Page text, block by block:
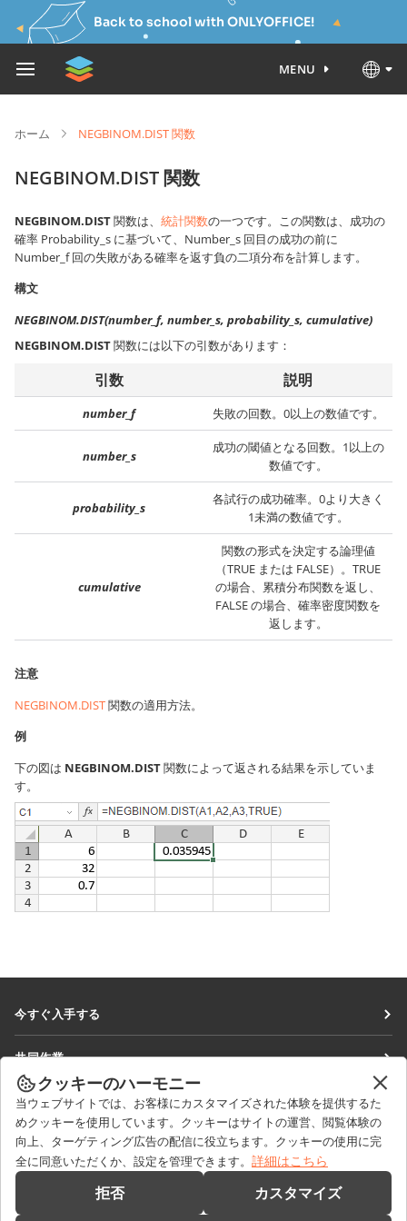
Back to school with ONLYOFFICE!
MENU
ホーム NEGBINOM.DIST 関数
NEGBINOM.DIST 関数
NEGBINOM.DIST関数は、 統計関数の一つです。この関数は、成功の
確率 Probability_s に基づいて、Number_s 回目の成功の前に
Number_f 回の失敗がある確率を返す負の二項分布を計算します。
構文
NEGBINOM.DIST(number_f, number_s, probability_s, cumulative)
NEGBINOM.DIST関数には以下の引数があります：
引数 説明
number_f 失敗の回数。0以上の数値です。
number_s
成功の閾値となる回数。1以上の
数値です。
probability_s
各試行の成功確率。0より大きく
1未満の数値です。
cumulative
関数の形式を決定する論理値
（TRUE または FALSE）。TRUE
の場合、累積分布関数を返し、
FALSE の場合、確率密度関数を
返します。
注意
NEGBINOM.DIST関数の適用方法。
例
下の図は NEGBINOM.DIST関数によって返される結果を示していま
す。
今すぐ入手する
DocSpace
Workspace
コネクター
デスクトップアプリ
モバイルアプリ
共同作業
貢献者向け
翻訳者向け
インフルエンサー向け
求人情報
ニュースを見る
ブログ
ヘルプを得る
フォーラム
セールスに関する質問
sales@onlyoffice.com
クッキーのハーモニー
当ウェブサイトでは、お客様にカスタマイズされた体験を提供するた
めクッキーを使用しています。クッキーはサイトの運営、閲覧体験の
向上、ターゲティング広告の配信に役立ちます。クッキーの使用に完
全に同意いただくか、設定を管理できます。 詳細はこちら
拒否 カスタマイズ